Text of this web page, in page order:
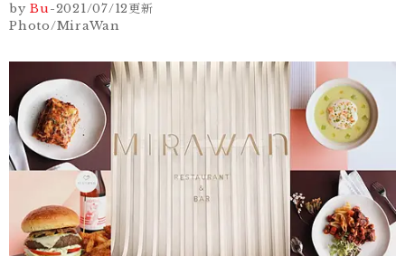
by Bu-2021/07/12更新
Photo/MiraWan